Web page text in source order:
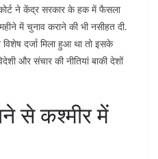
ने केंद्र सरकार के हक में फैसला
में चुनाव कराने की भी नसीहत दी.
दर्जा मिला हुआ था तो इसके
और संचार की नीतियां बाकी देशों
से कश्मीर में